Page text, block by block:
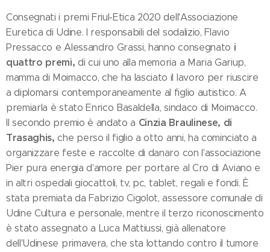
Consegnati i premi Friul-Etica 2020 dell'Associazione
Euretica di Udine. I responsabili del sodalizio, Flavio
Pressacco e Alessandro Grassi, hanno consegnato i
quattro premi, di cui uno alla memoria a Maria Gariup,
mamma di Moimacco, che ha lasciato il lavoro per riuscire
a diplomarsi contemporaneamente al figlio autistico. A
premiarla è stato Enrico Basaldella, sindaco di Moimacco.
Il secondo premio è andato a Cinzia Braulinese, di
Trasaghis, che perso il figlio a otto anni, ha cominciato a
organizzare feste e raccolte di danaro con l'associazione
Pier pura energia d'amore per portare al Cro di Aviano e
in altri ospedali giocattoli, tv, pc, tablet, regali e fondi. È
stata premiata da Fabrizio Cigolot, assessore comunale di
Udine Cultura e personale, mentre il terzo riconoscimento
è stato assegnato a Luca Mattiussi, già allenatore
dell'Udinese primavera, che sta lottando contro il tumore